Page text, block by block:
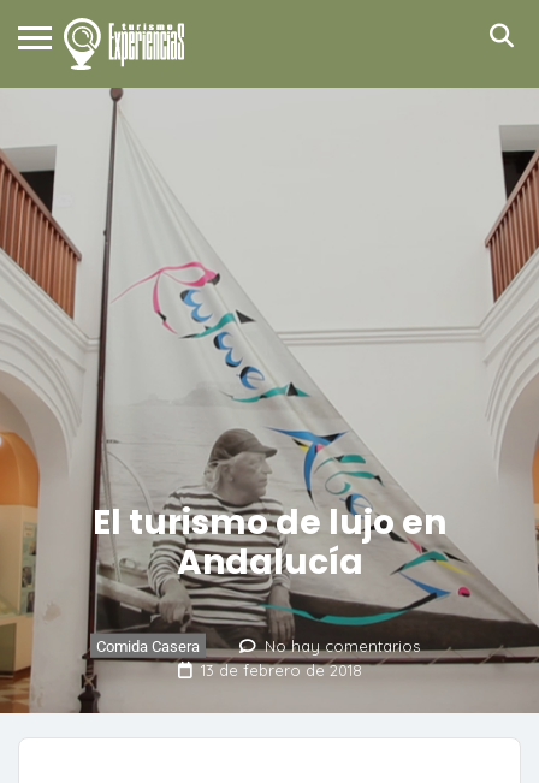
El turismo de lujo en
Andalucía
Comida Casera
No hay comentarios
13 de febrero de 2018